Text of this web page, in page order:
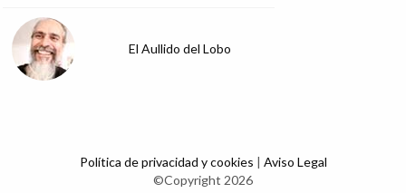
El Aullido del Lobo
Política de privacidad y cookies | Aviso Legal
©Copyright 2026